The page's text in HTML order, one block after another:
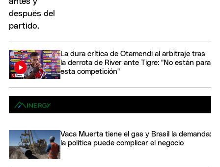
La dura crítica de Otamendi al arbitraje tras
la derrota de River ante Tigre: "No están para
esta competición"
Vaca Muerta tiene el gas y Brasil la demanda:
la política puede complicar el negocio